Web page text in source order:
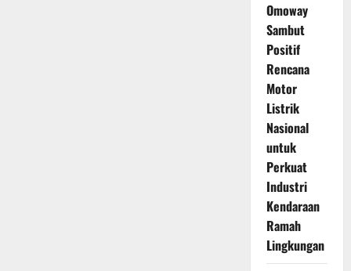
Omoway
Sambut
Positif
Rencana
Motor
Listrik
Nasional
untuk
Perkuat
Industri
Kendaraan
Ramah
Lingkungan